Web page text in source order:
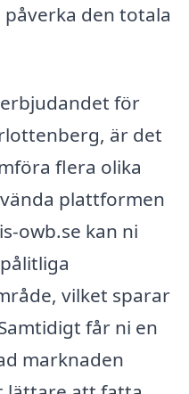
den totala
för
är det
flera olika
plattformen
owb.se kan ni
vilket sparar
får ni en
marknaden